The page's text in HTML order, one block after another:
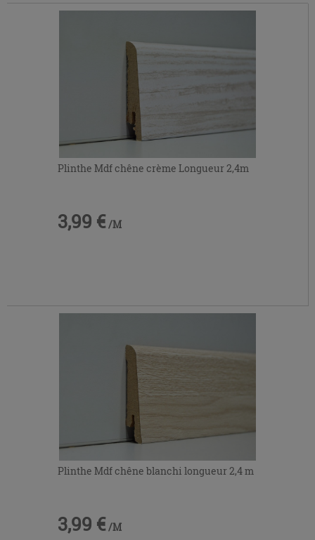
Plinthe Mdf chêne crème Longueur 2,4m
3,99 € /M
Plinthe Mdf chêne blanchi longueur 2,4 m
3,99 € /M